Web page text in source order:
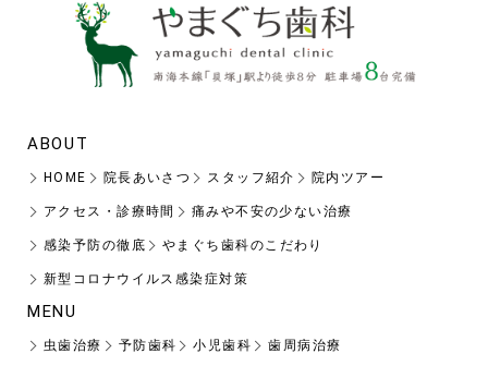
ABOUT
HOME 院長あいさつ スタッフ紹介 院内ツアー
アクセス・診療時間 痛みや不安の少ない治療
感染予防の徹底 やまぐち歯科のこだわり
新型コロナウイルス感染症対策
MENU
虫歯治療 予防歯科 小児歯科 歯周病治療